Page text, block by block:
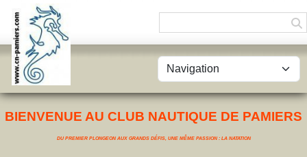
BIENVENUE AU CLUB NAUTIQUE DE PAMIERS
DU PREMIER PLONGEON AUX GRANDS DÉFIS, UNE MÊME PASSION : LA NATATION
Panneau de gestion des cookies